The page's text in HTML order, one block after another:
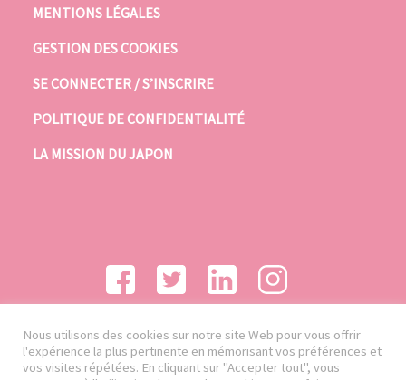
MENTIONS LÉGALES
GESTION DES COOKIES
SE CONNECTER / S’INSCRIRE
POLITIQUE DE CONFIDENTIALITÉ
LA MISSION DU JAPON
Nous utilisons des cookies sur notre site Web pour vous offrir
l'expérience la plus pertinente en mémorisant vos préférences et
vos visites répétées. En cliquant sur "Accepter tout", vous